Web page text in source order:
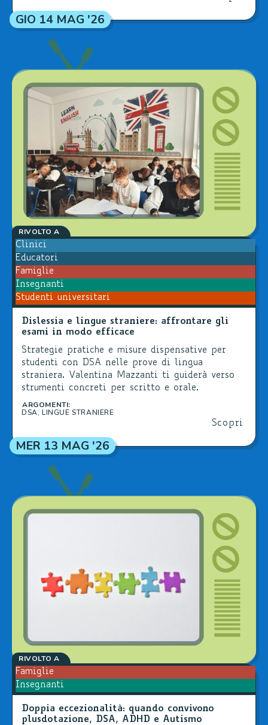
GIO 14 MAG '26
RIVOLTO A
Clinici
Educatori
Famiglie
Insegnanti
Studenti universitari
Dislessia e lingue straniere: affrontare gli
esami in modo efficace
Strategie pratiche e misure dispensative per
studenti con DSA nelle prove di lingua
straniera. Valentina Mazzanti ti guiderà verso
strumenti concreti per scritto e orale.
ARGOMENTI:
DSA,LINGUE STRANIERE
Scopri
MER 13 MAG '26
RIVOLTO A
Famiglie
Insegnanti
Doppia eccezionalità: quando convivono
plusdotazione, DSA, ADHD e Autismo